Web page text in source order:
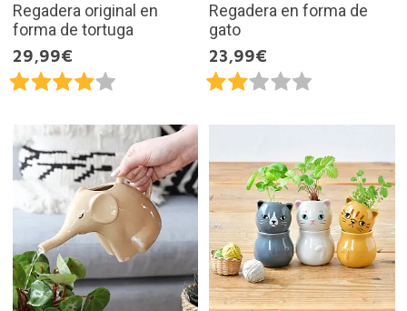
Regadera original en
forma de tortuga
29,99€
Regadera en forma de
gato
23,99€